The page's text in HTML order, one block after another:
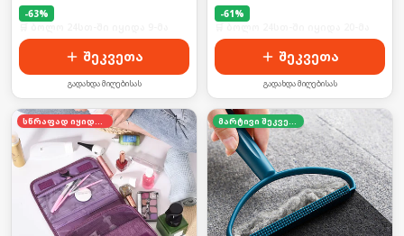
-63%
შეკვეთა
გადახდა მიღებისას
-61%
შეკვეთა
გადახდა მიღებისას
სწრაფად იყიდება მარტივი შეკვეთა